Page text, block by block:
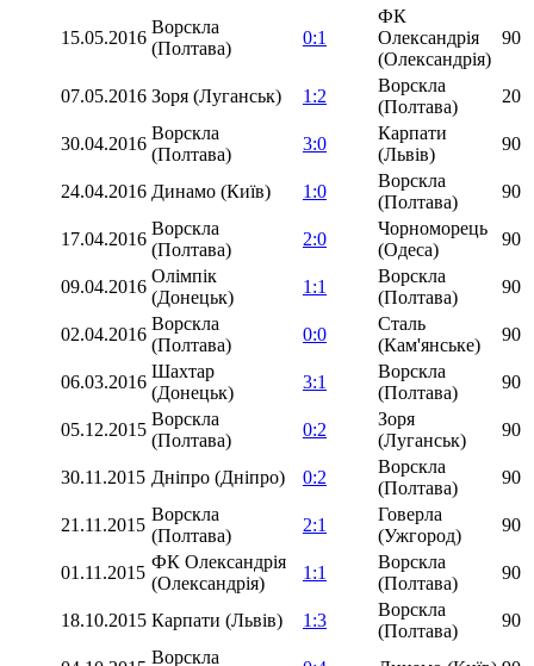
15.05.2016
Ворскла
(Полтава)
0:1
ФК
Олександрія
(Олександрія)
90
07.05.2016 Зоря (Луганськ) 1:2
Ворскла
(Полтава)
20
30.04.2016
Ворскла
(Полтава)
3:0
Карпати
(Львів)
90
24.04.2016 Динамо (Київ) 1:0
Ворскла
(Полтава)
90
17.04.2016
Ворскла
(Полтава)
2:0
Чорноморець
(Одеса)
90
09.04.2016
Олімпік
(Донецьк)
1:1
Ворскла
(Полтава)
90
02.04.2016
Ворскла
(Полтава)
0:0
Сталь
(Кам'янське)
90
06.03.2016
Шахтар
(Донецьк)
3:1
Ворскла
(Полтава)
90
05.12.2015
Ворскла
(Полтава)
0:2
Зоря
(Луганськ)
90
30.11.2015 Дніпро (Дніпро) 0:2
Ворскла
(Полтава)
90
21.11.2015
Ворскла
(Полтава)
2:1
Говерла
(Ужгород)
90
01.11.2015
ФК Олександрія
(Олександрія)
1:1
Ворскла
(Полтава)
90
18.10.2015 Карпати (Львів) 1:3
Ворскла
(Полтава)
90
Ворскла